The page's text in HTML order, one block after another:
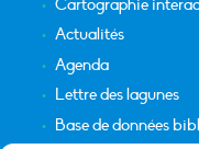
Actualités
Agenda
Lettre des lagunes
Base de données